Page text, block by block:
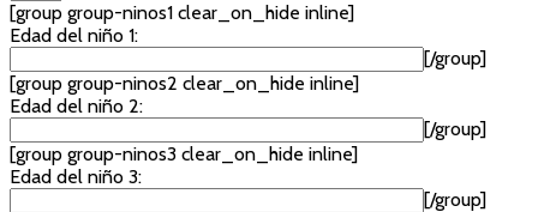
[group group-ninos1 clear_on_hide inline]
Edad del niño 1:
[/group]
[group group-ninos2 clear_on_hide inline]
Edad del niño 2:
[/group]
[group group-ninos3 clear_on_hide inline]
Edad del niño 3:
[/group]